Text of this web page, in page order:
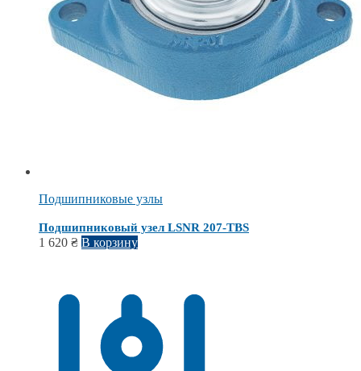
Подшипниковые узлы
Подшипниковый узел LSNR 207-ТВS
1 620 ₴ В корзину